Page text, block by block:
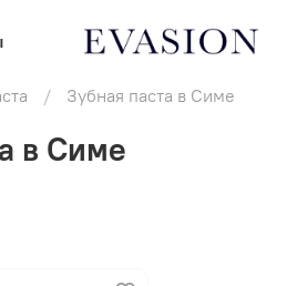
Зубная паста в Симе
в Симе